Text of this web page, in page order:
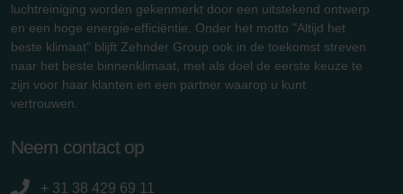
luchtreiniging worden gekenmerkt door een uitstekend ontwerp
en een hoge energie-efficiëntie. Onder het motto "Altijd het
beste klimaat" blijft Zehnder Group ook in de toekomst streven
naar het beste binnenklimaat, met als doel de eerste keuze te
zijn voor haar klanten en een partner waarop u kunt
vertrouwen.
Neem contact op
+ 31 38 429 69 11